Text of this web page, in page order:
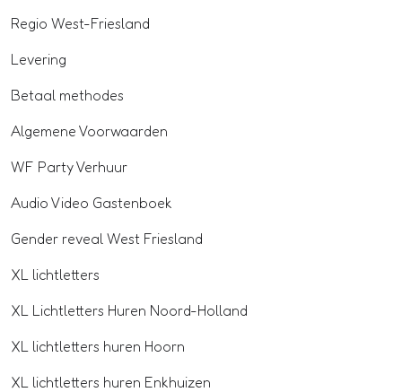
Regio West-Friesland
Levering
Betaal methodes
Algemene Voorwaarden
WF Party Verhuur
Audio Video Gastenboek
Gender reveal West Friesland
XL lichtletters
XL Lichtletters Huren Noord-Holland
XL lichtletters huren Hoorn
XL lichtletters huren Enkhuizen